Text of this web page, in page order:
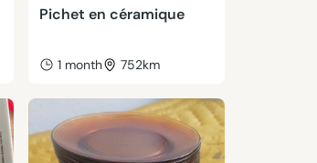
Pichet en céramique
1 month 752km